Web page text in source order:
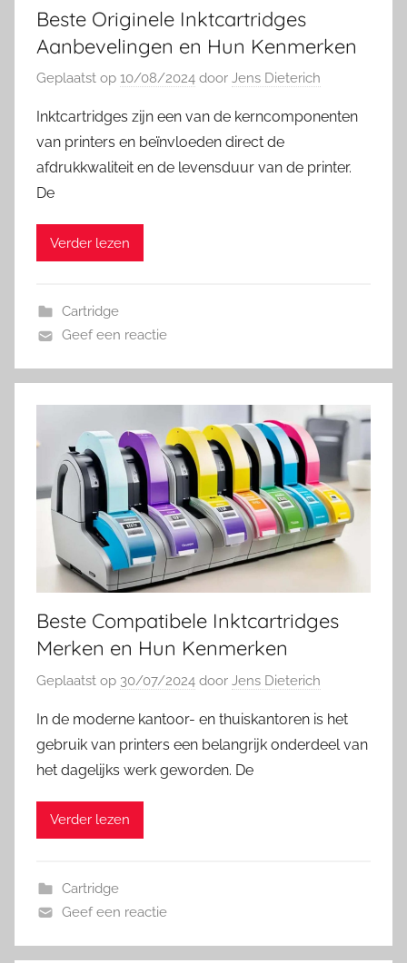
Beste Originele Inktcartridges
Aanbevelingen en Hun Kenmerken
Geplaatst op 10/08/2024 door Jens Dieterich
Inktcartridges zijn een van de kerncomponenten
van printers en beïnvloeden direct de
afdrukkwaliteit en de levensduur van de printer.
De
Verder lezen
Cartridge
Geef een reactie
Beste Compatibele Inktcartridges
Merken en Hun Kenmerken
Geplaatst op 30/07/2024 door Jens Dieterich
In de moderne kantoor- en thuiskantoren is het
gebruik van printers een belangrijk onderdeel van
het dagelijks werk geworden. De
Verder lezen
Cartridge
Geef een reactie